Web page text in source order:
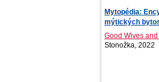
NOTIQUE
kalendár
PRESCOGROUP